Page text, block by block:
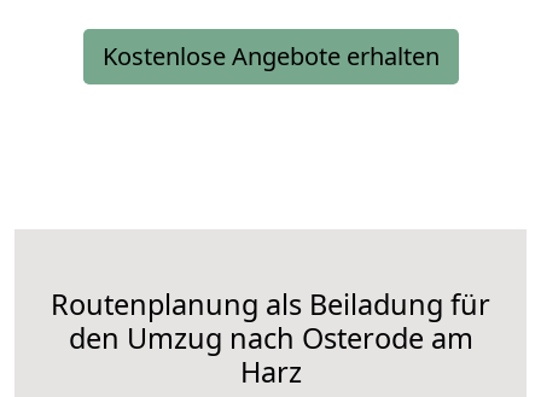
Kostenlose Angebote erhalten
Routenplanung als Beiladung für
den Umzug nach Osterode am
Harz